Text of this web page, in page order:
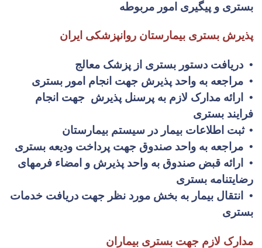
بستری و پیگیری امور مربوطه
پذیرش بستری بیمارستان روانپزشکی ایران
• دریافت دستور بستری از پزشک معالج
• مراجعه به واحد پذیرش جهت انجام امور بستری
• ارائه مدارک لازم به پرسنل پذیرش جهت انجام
فرایند بستری
• ثبت اطلاعات بیمار در سیستم بیمارستان
• مراجعه به واحد صندوق جهت پرداخت ودیعه بستری
• ارائه قبض صندوق به واحد پذیرش و امضاء فرمهای
رضایتنامه بستری
• انتقال بیمار به بخش مورد نظر جهت دریافت خدمات
بستری
مدارک لازم جهت بستری بیماران